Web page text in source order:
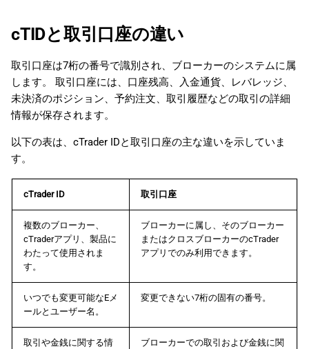
cTIDと取引口座の違い
取引口座は7桁の番号で識別され、ブローカーのシステムに属
します。 取引口座には、口座残高、入金通貨、レバレッジ、
未決済のポジション、予約注文、取引履歴などの取引の詳細
情報が保存されます。
以下の表は、cTrader IDと取引口座の主な違いを示していま
す。
cTrader ID 取引口座
複数のブローカー、
cTraderアプリ、製品に
わたって使用されま
す。
ブローカーに属し、そのブローカー
またはクロスブローカーのcTrader
アプリでのみ利用できます。
いつでも変更可能なEメ
ールとユーザー名。
変更できない7桁の固有の番号。
取引や金銭に関する情 ブローカーでの取引および金銭に関